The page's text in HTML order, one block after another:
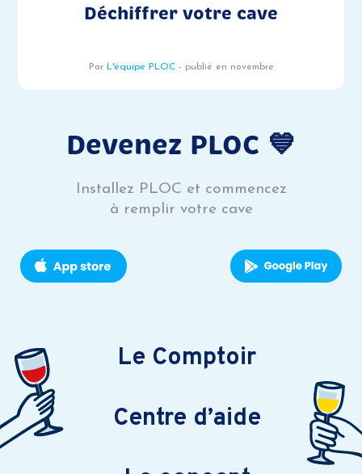
Déchiffrer votre cave
Par L'équipe PLOC- publié en novembre
Devenez PLOC 💙
Installez PLOC et commencez
à remplir votre cave
Le Comptoir
Centre d’aide